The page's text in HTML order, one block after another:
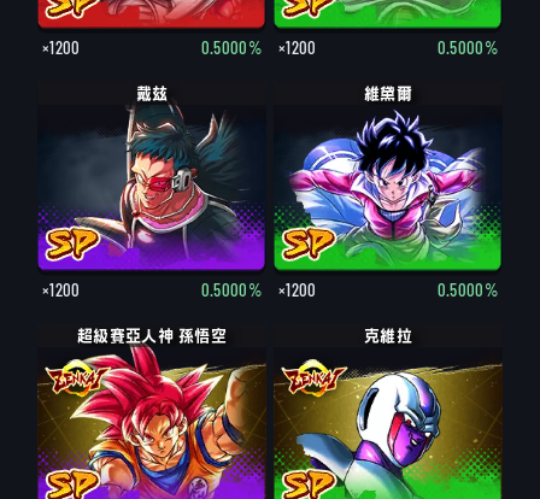
×1200 0.5000% ×1200 0.5000%
戴玆
×1200 0.5000%
維黛爾
×1200 0.5000%
超級賽亞人神 孫悟空 克維拉